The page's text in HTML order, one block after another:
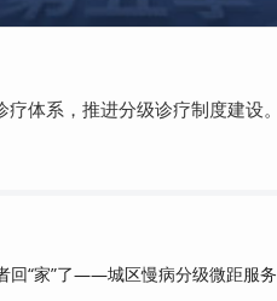
体系，推进分级诊疗制度建设。
回“家”了——城区慢病分级微距服务